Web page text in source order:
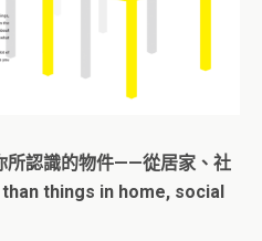
所認識的物件——從居家、社
things in home, social